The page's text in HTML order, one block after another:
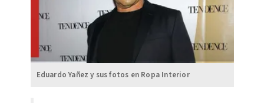
Eduardo Yañez y sus fotos en Ropa Interior